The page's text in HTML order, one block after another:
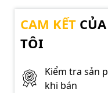
CAM KẾTCỦA
TÔI
Kiểm tra sản
khi bán